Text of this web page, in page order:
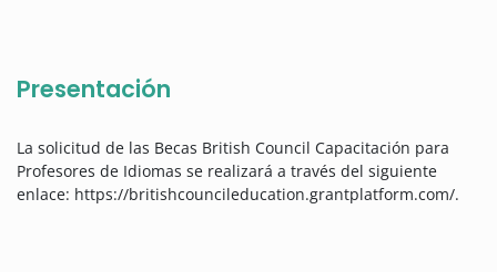
Presentación
La solicitud de las Becas British Council Capacitación para
Profesores de Idiomas se realizará a través del siguiente
enlace: https://britishcouncileducation.grantplatform.com/.